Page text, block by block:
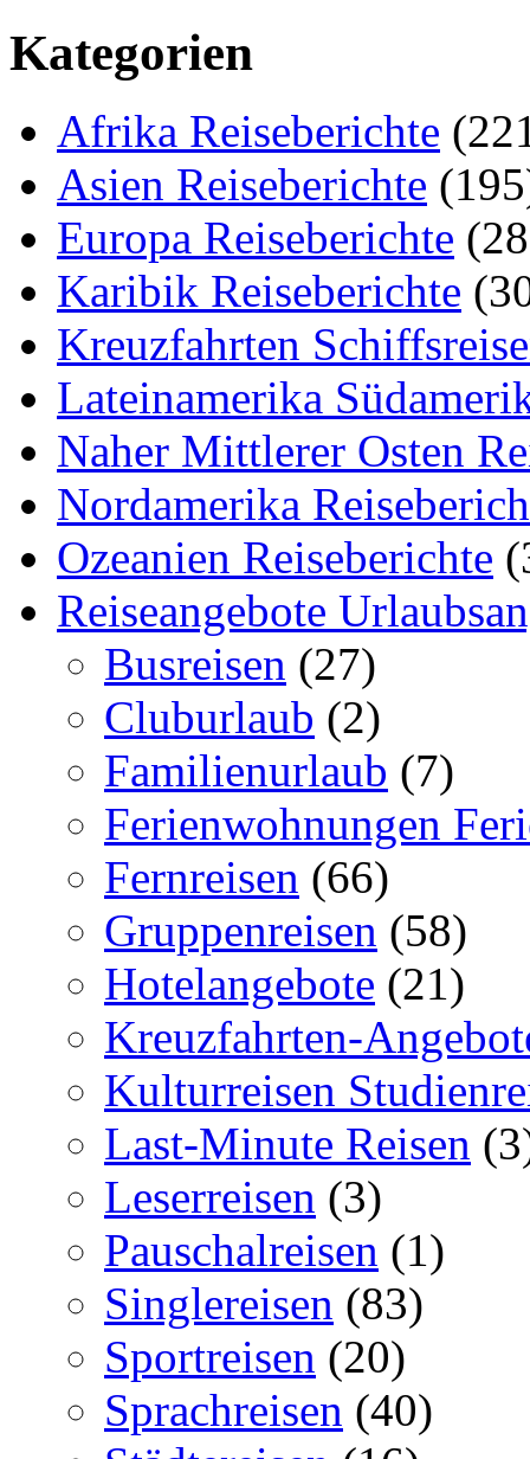
Kategorien
Afrika Reiseberichte
Asien Reiseberichte
Europa Reiseberichte
Karibik Reiseberichte
Kreuzfahrten
Lateinamerika
Naher Mittlerer Osten
Nordamerika
Ozeanien Reiseberichte
Reiseangebote
Busreisen (27)
Cluburlaub (2)
Familienurlaub (7)
Ferienwohnungen
Fernreisen (66)
Gruppenreisen (58)
Hotelangebote (21)
Kreuzfahrten-
Kulturreisen
Last-Minute Reisen
Leserreisen (3)
Pauschalreisen (1)
Singlereisen (83)
Sportreisen (20)
Sprachreisen (40)